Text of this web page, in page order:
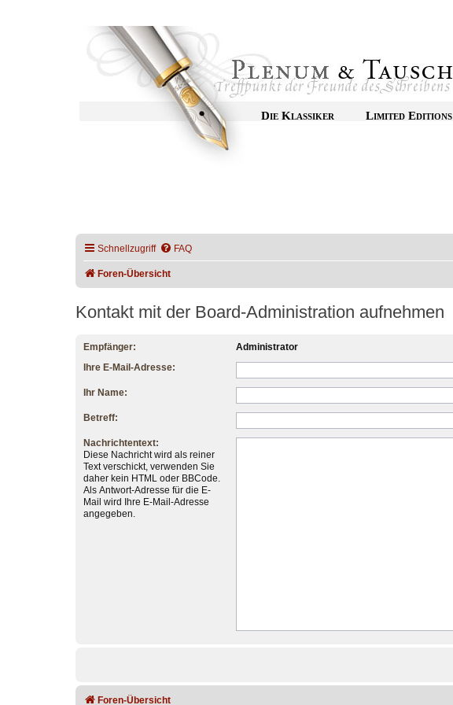
Die Klassiker Limited Editions
Schnellzugriff FAQ
Foren-Übersicht
Kontakt mit der Board-Administration aufnehmen
Empfänger:
Administrator
Ihre E-Mail-Adresse:
Ihr Name:
Betreff:
Nachrichtentext:
Diese Nachricht wird als reiner
Text verschickt, verwenden Sie
daher kein HTML oder BBCode.
Als Antwort-Adresse für die E-
Mail wird Ihre E-Mail-Adresse
angegeben.
Foren-Übersicht